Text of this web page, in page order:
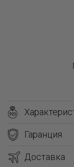
Гаранция
Доставка